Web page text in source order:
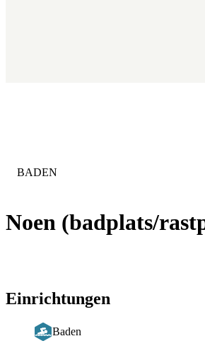
Noen (badplats/
KATEGORIE
BADEN
Einrichtungen
Baden